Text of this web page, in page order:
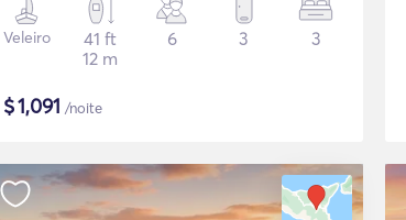
Veleiro
41 ft
12 m
6 3 3
$1,091 /noite